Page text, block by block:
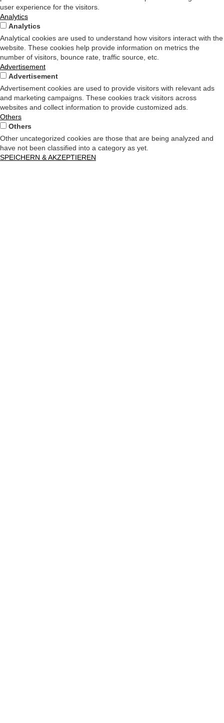
user experience for the visitors.
Analytics
Analytics
Analytical cookies are used to understand how visitors interact with the
website. These cookies help provide information on metrics the
number of visitors, bounce rate, traffic source, etc.
Advertisement
Advertisement
Advertisement cookies are used to provide visitors with relevant ads
and marketing campaigns. These cookies track visitors across
websites and collect information to provide customized ads.
Others
Others
Other uncategorized cookies are those that are being analyzed and
have not been classified into a category as yet.
SPEICHERN & AKZEPTIEREN